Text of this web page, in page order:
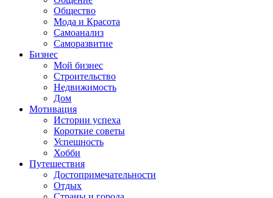
Общество
Мода и Красота
Самоанализ
Саморазвитие
Бизнес
Мой бизнес
Строительство
Недвижимость
Дом
Мотивация
Истории успеха
Короткие советы
Успешность
Хобби
Путешествия
Достопримечательности
Отдых